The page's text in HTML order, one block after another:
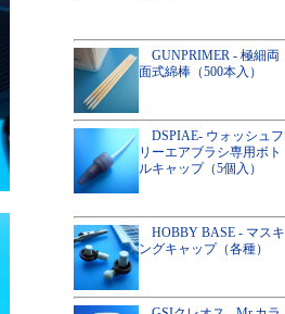
GUNPRIMER - 極細両
面式綿棒（500本入）
DSPIAE- ウォッシュフ
リーエアブラシ専用ボト
ルキャップ（5個入）
HOBBY BASE - マスキ
ングキャップ（各種）